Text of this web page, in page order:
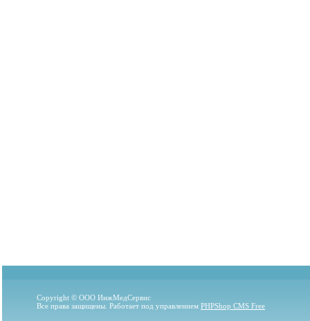
Copyright © ООО ИнжМедСервис
Все права защищены. Работает под управлением PHPShop CMS Free